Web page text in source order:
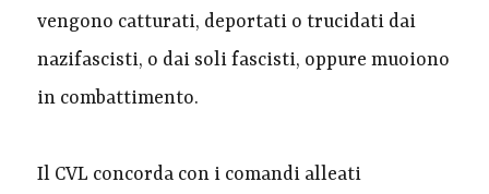
vengono catturati, deportati o trucidati dai
nazifascisti, o dai soli fascisti, oppure muoiono
in combattimento.
Il CVL concorda con i comandi alleati